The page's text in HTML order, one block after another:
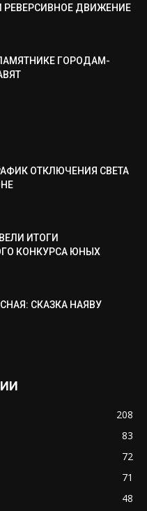
ДВИЖЕНИЕ
ГОРОДАМ-
ОТКЛЮЧЕНИЯ СВЕТА
ИТОГИ
КОНКУРСА ЮНЫХ
СКАЗКА НАЯВУ
208
83
72
71
48